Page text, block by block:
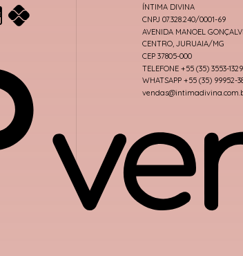
ÍNTIMA DIVINA
CNPJ 07.328.240/0001-69
AVENIDA MANOEL
CENTRO, JURUAIA/MG
CEP 37805-000
TELEFONE +55 (35) 3553-1329
WHATSAPP +55 (35) 99952-